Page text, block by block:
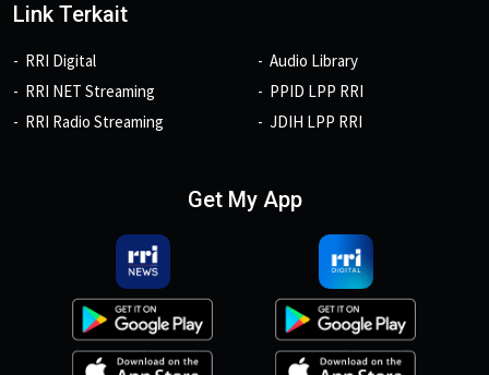
Link Terkait
RRI Digital
RRI NET Streaming
RRI Radio Streaming
Audio Library
PPID LPP RRI
JDIH LPP RRI
Get My App